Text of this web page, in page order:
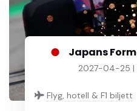
Japans
2027-04-25 |
Flyg, hotell & F1 biljett